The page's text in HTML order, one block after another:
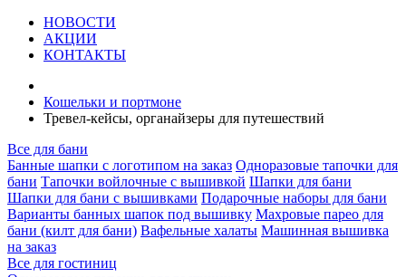
НОВОСТИ
АКЦИИ
КОНТАКТЫ
Кошельки и портмоне
Тревел-кейсы, органайзеры для путешествий
Все для бани
Банные шапки с логотипом на заказ Одноразовые тапочки для
бани Тапочки войлочные с вышивкой Шапки для бани
Шапки для бани с вышивками Подарочные наборы для бани
Варианты банных шапок под вышивку Махровые парео для
бани (килт для бани) Вафельные халаты Машинная вышивка
на заказ
Все для гостиниц